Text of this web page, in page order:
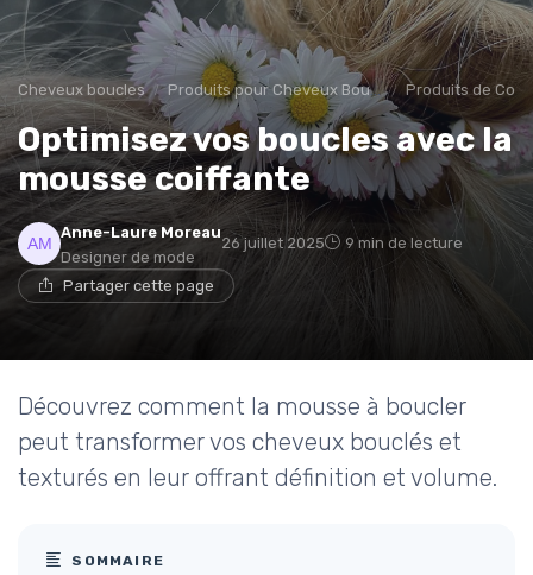
Cheveux boucles Produits pour Cheveux Bouclés et Texturés Produits de
Optimisez vos boucles avec la
mousse coiffante
Anne-Laure Moreau
Designer de mode
26 juillet 2025 9 min de lecture
Partager cette page
Découvrez comment la mousse à boucler
peut transformer vos cheveux bouclés et
texturés en leur offrant définition et volume.
SOMMAIRE